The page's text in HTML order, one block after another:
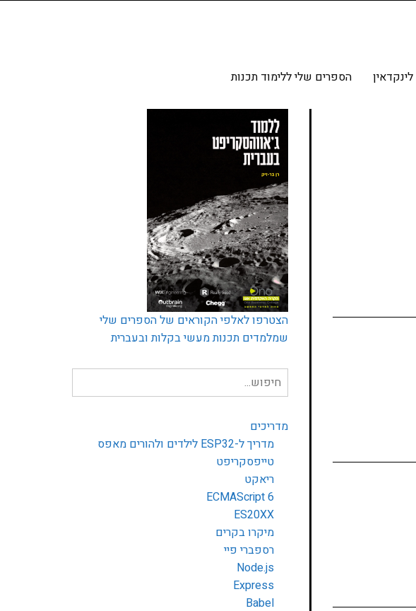
לינקדאין הספרים שלי ללימוד תכנות
הצטרפו לאלפי הקוראים של הספרים שלי
שמלמדים תכנות מעשי בקלות ובעברית
חיפוש
עבור:
מדריכים
מדריך ל-ESP32 לילדים ולהורים מאפס
טייפסקריפט
ריאקט
ECMAScript 6
ES20XX
מיקרו בקרים
רספברי פיי
Node.js
Express
Babel